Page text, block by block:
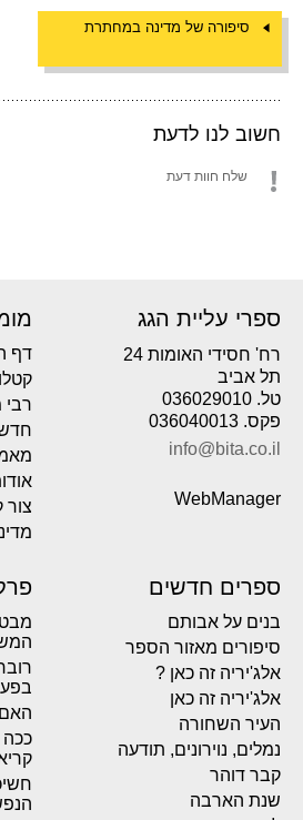
סיפורה של מדינה במחתרת
חשוב לנו לדעת
שלח חוות דעת
ספרי עליית הגג
רח' חסידי האומות 24
תל אביב
טל. 036029010
פקס. 036040013
info@bita.co.il
WebManager
דף
רבי
ספרים חדשים
בנים על אבותם
סיפורים מאזור הספר
אלג'יריה זה כאן ?
אלג'יריה זה כאן
העיר השחורה
נמלים, נוירונים, תודעה
קבר דוהר
שנת הארבה
מבט
האם
ככה